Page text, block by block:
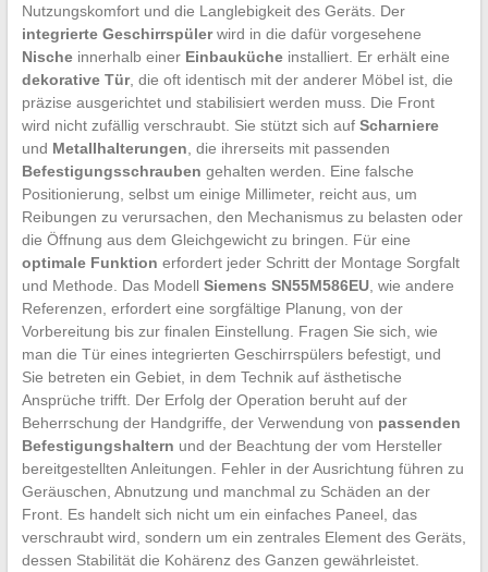
Nutzungskomfort und die Langlebigkeit des Geräts. Der
integrierte Geschirrspülerwird in die dafür vorgesehene
Nischeinnerhalb einer Einbaukücheinstalliert. Er erhält eine
dekorative Tür, die oft identisch mit der anderer Möbel ist, die
präzise ausgerichtet und stabilisiert werden muss. Die Front
wird nicht zufällig verschraubt. Sie stützt sich auf Scharniere
und Metallhalterungen , die ihrerseits mit passenden
Befestigungsschrauben gehalten werden. Eine falsche
Positionierung, selbst um einige Millimeter, reicht aus, um
Reibungen zu verursachen, den Mechanismus zu belasten oder
die Öffnung aus dem Gleichgewicht zu bringen. Für eine
optimale Funktion erfordert jeder Schritt der Montage Sorgfalt
und Methode. Das Modell Siemens SN55M586EU, wie andere
Referenzen, erfordert eine sorgfältige Planung, von der
Vorbereitung bis zur finalen Einstellung. Fragen Sie sich, wie
man die Tür eines integrierten Geschirrspülers befestigt, und
Sie betreten ein Gebiet, in dem Technik auf ästhetische
Ansprüche trifft. Der Erfolg der Operation beruht auf der
Beherrschung der Handgriffe, der Verwendung von passenden
Befestigungshaltern und der Beachtung der vom Hersteller
bereitgestellten Anleitungen. Fehler in der Ausrichtung führen zu
Geräuschen, Abnutzung und manchmal zu Schäden an der
Front. Es handelt sich nicht um ein einfaches Paneel, das
verschraubt wird, sondern um ein zentrales Element des Geräts,
dessen Stabilität die Kohärenz des Ganzen gewährleistet.